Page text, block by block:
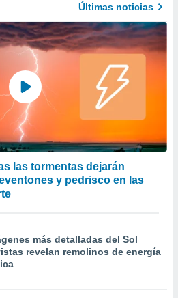
Últimas noticias
las tormentas dejarán
y pedrisco en las
más detalladas del Sol
revelan remolinos de energía